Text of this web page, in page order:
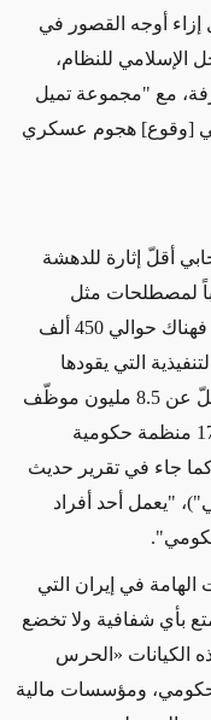
إزاء أوجه القصور في
الإسلامي للنظام،
مع "مجموعة تميل
في [وقوع] هجوم عسكري
أقلّ إثارة للدهشة
لمصطلحات مثل
"الدولة" و"الحكومة" في السياق الإيراني. فهناك حوالي 450 ألف
التي يقودها
الرئيس، وتدفع هذه رواتب شهرية لما لا يقلّ عن 8.5 مليون موظّف
ناشط أو متقاعد، وتشرف على حوالي 1700 منظمة حكومية
وكما جاء في تقرير حديث
"يعمل أحد أفراد
الهامة في إيران التي
بأي شفافية ولا تخضع
الكيانات «الحرس
الحكومي، ومؤسسات مالية